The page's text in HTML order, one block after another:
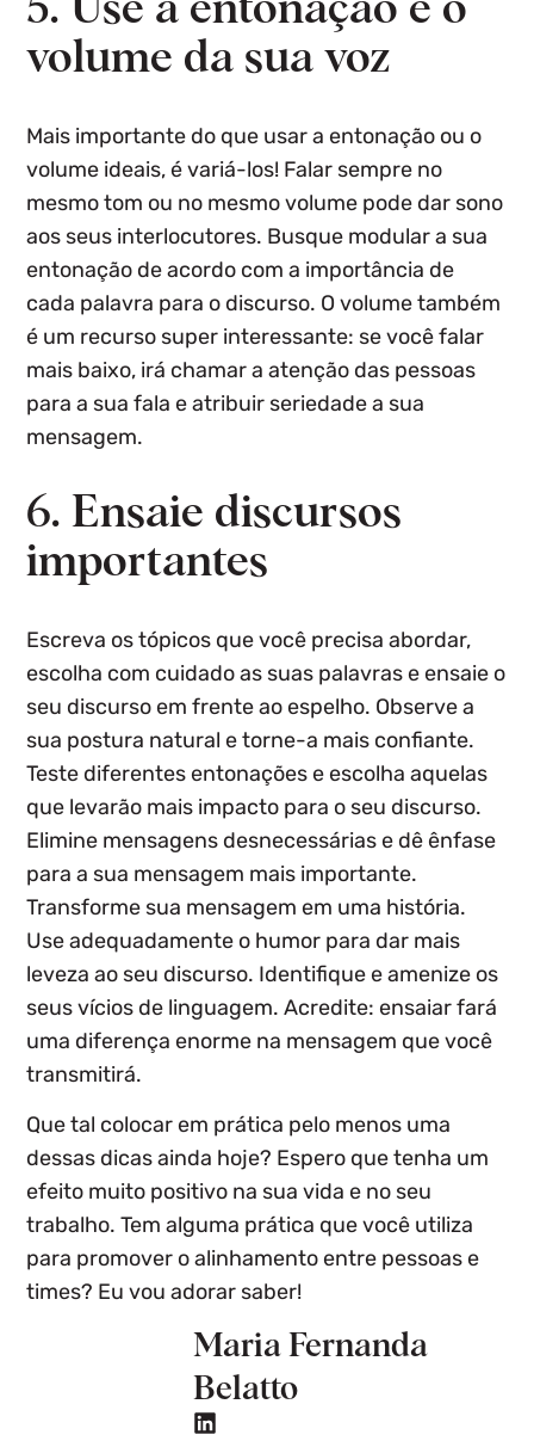
volume da sua voz
Mais importante do que usar a entonação ou o
volume ideais, é variá-los! Falar sempre no
mesmo tom ou no mesmo volume pode dar sono
aos seus interlocutores. Busque modular a sua
entonação de acordo com a importância de
cada palavra para o discurso. O volume também
é um recurso super interessante: se você falar
mais baixo, irá chamar a atenção das pessoas
para a sua fala e atribuir seriedade a sua
mensagem.
6. Ensaie discursos
importantes
Escreva os tópicos que você precisa abordar,
escolha com cuidado as suas palavras e ensaie o
seu discurso em frente ao espelho. Observe a
sua postura natural e torne-a mais confiante.
Teste diferentes entonações e escolha aquelas
que levarão mais impacto para o seu discurso.
Elimine mensagens desnecessárias e dê ênfase
para a sua mensagem mais importante.
Transforme sua mensagem em uma história.
Use adequadamente o humor para dar mais
leveza ao seu discurso. Identifique e amenize os
seus vícios de linguagem. Acredite: ensaiar fará
uma diferença enorme na mensagem que você
transmitirá.
Que tal colocar em prática pelo menos uma
dessas dicas ainda hoje? Espero que tenha um
efeito muito positivo na sua vida e no seu
trabalho.Tem alguma prática que você utiliza
para promover o alinhamento entre pessoas e
times? Eu vou adorar saber!
Maria Fernanda
Belatto